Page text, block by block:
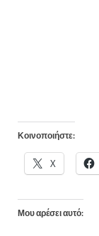
Κοινοποιήστε:
X
Μου αρέσει αυτό: